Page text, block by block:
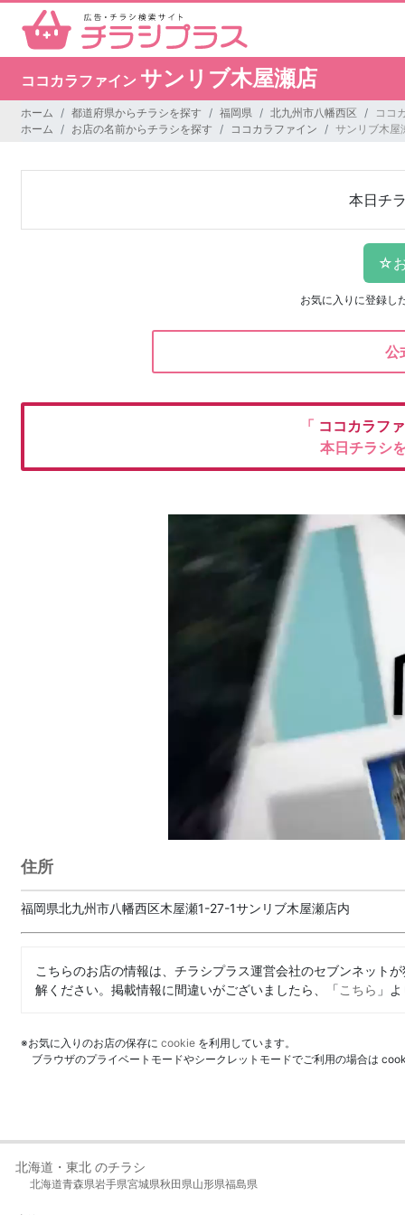
ココカラファイン サンリブ木屋瀬店
ホーム 都道府県からチラシを探す 福岡県 北九州市八幡西区
ココ
ホーム
お店の名前からチラシを探す ココカラファイン サンリブ木屋
本日チ
お気に入りに登録し
公
「 ココカラフ
本日チラシ
住所
福岡県北九州市八幡西区木屋瀬1-27-1サンリブ木屋瀬店内
こちらのお店の情報は、チラシプラス運営会社のセブンネット
解ください。掲載情報に間違いがございましたら、「こちら 」
※お気に入りのお店の保存に cookie を利用しています。
ブラウザのプライベートモードやシークレットモードでご利用の場合は
北海道・東北 のチラシ
北海道青森県岩手県宮城県秋田県山形県福島県